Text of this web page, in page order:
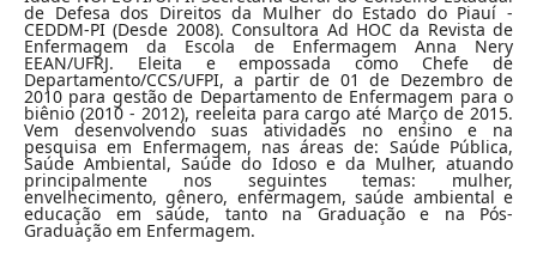
de Defesa dos Direitos da Mulher do Estado do Piauí -
CEDDM-PI (Desde 2008). Consultora Ad HOC da Revista de
Enfermagem da Escola de Enfermagem Anna Nery
EEAN/UFRJ. Eleita e empossada como Chefe de
Departamento/CCS/UFPI, a partir de 01 de Dezembro de
2010 para gestão de Departamento de Enfermagem para o
biênio (2010 - 2012), reeleita para cargo até Março de 2015.
Vem desenvolvendo suas atividades no ensino e na
pesquisa em Enfermagem, nas áreas de: Saúde Pública,
Saúde Ambiental, Saúde do Idoso e da Mulher, atuando
principalmente nos seguintes temas: mulher,
envelhecimento, gênero, enfermagem, saúde ambiental e
educação em saúde, tanto na Graduação e na Pós-
Graduação em Enfermagem.